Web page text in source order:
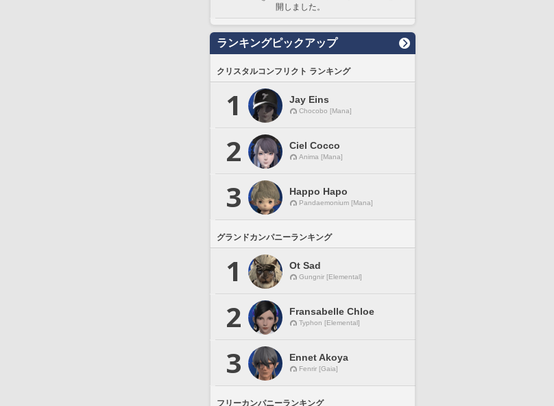
開しました。
ランキングピックアップ
クリスタルコンフリクト ランキング
1 Jay Eins
Chocobo [Mana]
2 Ciel Cocco
Anima [Mana]
3 Happo Hapo
Pandaemonium [Mana]
グランドカンパニーランキング
1 Ot Sad
Gungnir [Elemental]
2 Fransabelle Chloe
Typhon [Elemental]
3 Ennet Akoya
Fenrir [Gaia]
フリーカンパニーランキング